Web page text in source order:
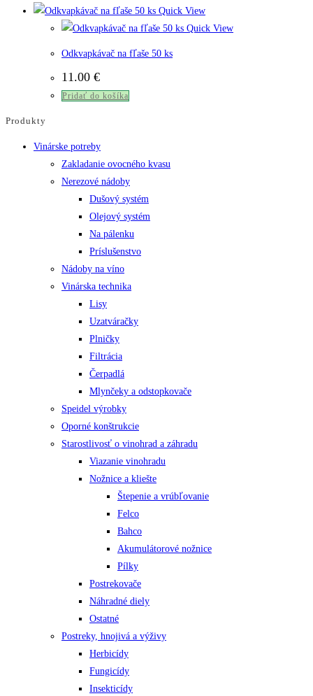
Quick View
Quick View
Odkvapkávač na fľaše 50 ks
11.00 €
Pridať do košíka
Produkty
Vinárske potreby
Zakladanie ovocného kvasu
Nerezové nádoby
Dušový systém
Olejový systém
Na pálenku
Príslušenstvo
Nádoby na víno
Vinárska technika
Lisy
Uzatváračky
Plničky
Filtrácia
Čerpadlá
Mlynčeky a odstopkovače
Speidel výrobky
Oporné konštrukcie
Starostlivosť o vinohrad a záhradu
Viazanie vinohradu
Nožnice a kliešte
Štepenie a vrúbľovanie
Felco
Bahco
Akumulátorové nožnice
Pílky
Postrekovače
Náhradné diely
Ostatné
Postreky, hnojivá a výživy
Herbicídy
Fungicídy
Insekticídy